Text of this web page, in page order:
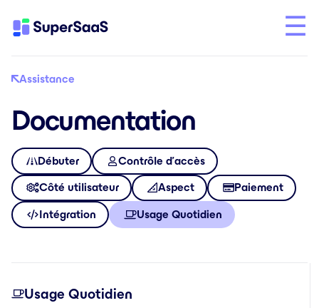
Assistance
Documentation
Débuter Contrôle d’accès
Côté utilisateur Aspect Paiement
Intégration Usage Quotidien
Usage Quotidien